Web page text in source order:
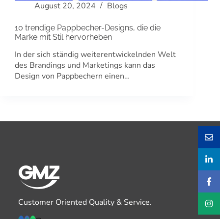
August 20, 2024 Blogs
10 trendige Pappbecher-Designs, die die
Marke mit Stil hervorheben
In der sich ständig weiterentwickelnden Welt
des Brandings und Marketings kann das
Design von Pappbechern einen…
Customer Oriented Quality & Service.